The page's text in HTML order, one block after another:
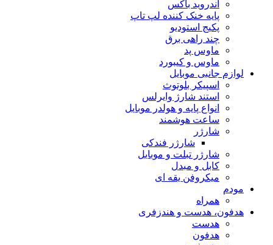
اندروید باکس
پایه خنک کننده لپ تاپ
پکیج استودیو
چند راهی برق
ماوس پد
ماوس و کیبورد
لوازم جانبی موبایل
اسپیکر بلوتوث
استند شارژ وایرلس
انواع پایه و هولدر موبایل
ساعت هوشمند
شارژر
شارژر فندکی
شارژر تبلت و موبایل
کابل و مبدل
میکروفن یقه ای
مودم
همراه
هدفون، هدست و هندزفری
هدست
هدفون